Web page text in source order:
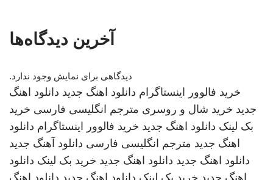
آخرین دیدگاه‌ها
دیدگاهی برای نمایش وجود ندارد.
خرید فالوور اینستاگرام دانلود اهنگ جدید دانلود اهنگ
جدید خرید شال و روسری مترجم انگلیسی فارسی خرید
بک لینک دانلود اهنگ جدید خرید فالوور اینستاگرام دانلود
اهنگ جدید مترجم انگلیسی فارسی دانلود آهنگ جدید
دانلود اهنگ جدید دانلود اهنگ جدید خرید بک لینک دانلود
اهنگ جدید خرید بک لینک دانلود اهنگ جدید دانلود اهنگ